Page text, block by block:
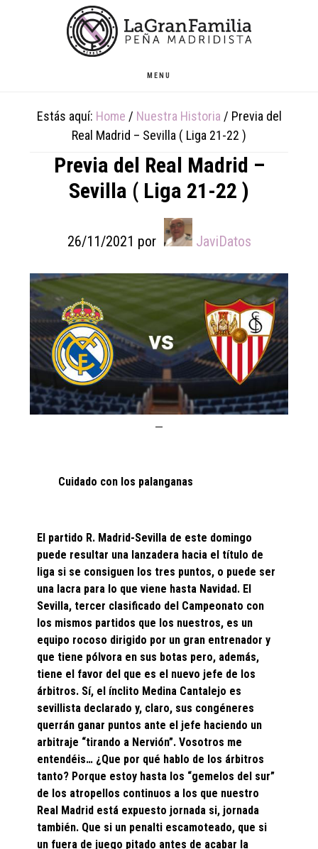
MENU
Estás aquí: Home / Nuestra Historia / Previa del
Real Madrid – Sevilla ( Liga 21-22 )
Previa del Real Madrid –
Sevilla ( Liga 21-22 )
26/11/2021 por JaviDatos
Cuidado con los palanganas
El partido R. Madrid-Sevilla de este domingo
puede resultar una lanzadera hacia el título de
liga si se consiguen los tres puntos, o puede ser
una lacra para lo que viene hasta Navidad. El
Sevilla, tercer clasificado del Campeonato con
los mismos partidos que los nuestros, es un
equipo rocoso dirigido por un gran entrenador y
que tiene pólvora en sus botas pero, además,
tiene el favor del que es el nuevo jefe de los
árbitros. Sí, el ínclito Medina Cantalejo es
sevillista declarado y, claro, sus congéneres
querrán ganar puntos ante el jefe haciendo un
arbitraje “tirando a Nervión”. Vosotros me
entendéis… ¿Que por qué hablo de los árbitros
tanto? Porque estoy hasta los “gemelos del sur”
de los atropellos continuos a los que nuestro
Real Madrid está expuesto jornada si, jornada
también. Que si un penalti escamoteado, que si
un fuera de juego pitado antes de acabar la